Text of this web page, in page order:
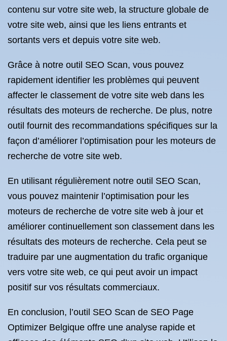
contenu sur votre site web, la structure globale de
votre site web, ainsi que les liens entrants et
sortants vers et depuis votre site web.
Grâce à notre outil SEO Scan, vous pouvez
rapidement identifier les problèmes qui peuvent
affecter le classement de votre site web dans les
résultats des moteurs de recherche. De plus, notre
outil fournit des recommandations spécifiques sur la
façon d’améliorer l’optimisation pour les moteurs de
recherche de votre site web.
En utilisant régulièrement notre outil SEO Scan,
vous pouvez maintenir l’optimisation pour les
moteurs de recherche de votre site web à jour et
améliorer continuellement son classement dans les
résultats des moteurs de recherche. Cela peut se
traduire par une augmentation du trafic organique
vers votre site web, ce qui peut avoir un impact
positif sur vos résultats commerciaux.
En conclusion, l’outil SEO Scan de SEO Page
Optimizer Belgique offre une analyse rapide et